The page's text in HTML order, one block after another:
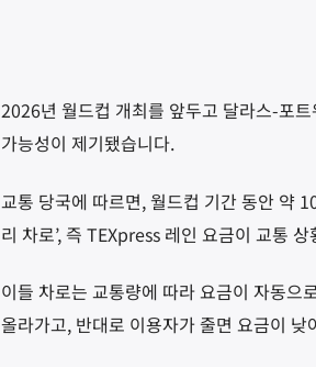
2026년 월드컵 개최를 앞두고 달라스-포
가능성이 제기됐습니다.
교통 당국에 따르면, 월드컵 기간 동안 약
리 차로’, 즉 TEXpress 레인 요금이 교통
이들 차로는 교통량에 따라 요금이 자동으
올라가고, 반대로 이용자가 줄면 요금이 낮